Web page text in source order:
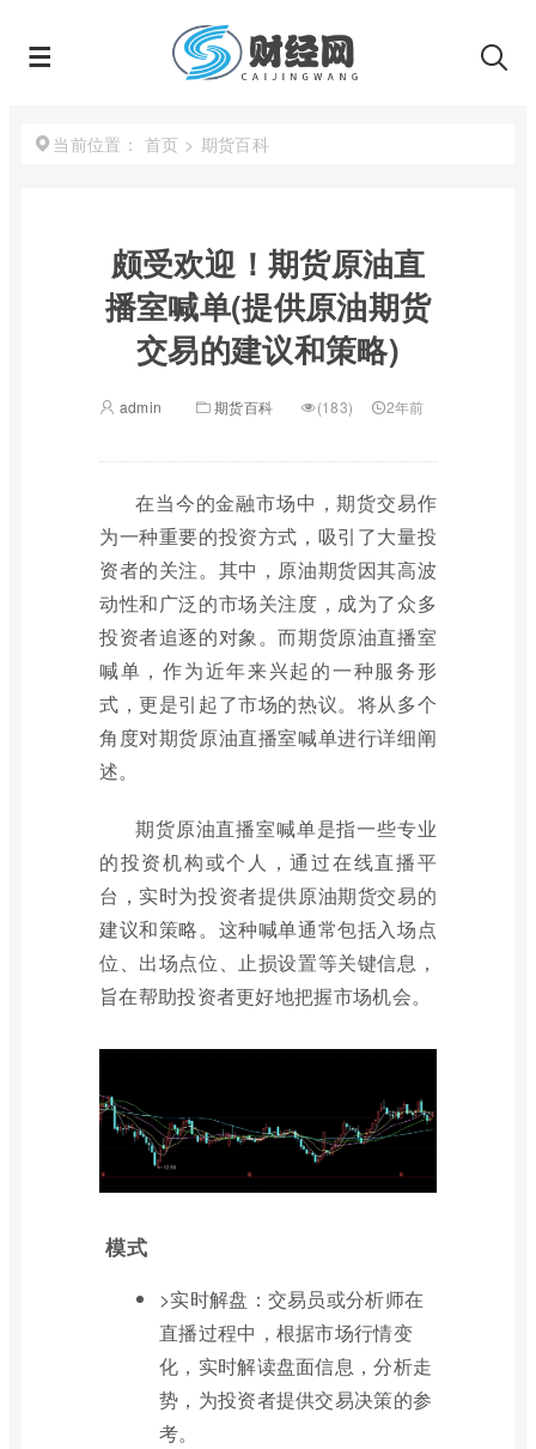
当前位置： 首页 > 期货百科
颇受欢迎！期货原油直
播室喊单(提供原油期货
交易的建议和策略)
admin 期货百科 (183) 2年前
在当今的金融市场中，期货交易作
为一种重要的投资方式，吸引了大量投
资者的关注。其中，原油期货因其高波
动性和广泛的市场关注度，成为了众多
投资者追逐的对象。而期货原油直播室
喊单，作为近年来兴起的一种服务形
式，更是引起了市场的热议。将从多个
角度对期货原油直播室喊单进行详细阐
述。
期货原油直播室喊单是指一些专业
的投资机构或个人，通过在线直播平
台，实时为投资者提供原油期货交易的
建议和策略。这种喊单通常包括入场点
位、出场点位、止损设置等关键信息，
旨在帮助投资者更好地把握市场机会。
模式
>实时解盘：交易员或分析师在
直播过程中，根据市场行情变
化，实时解读盘面信息，分析走
势，为投资者提供交易决策的参
考。